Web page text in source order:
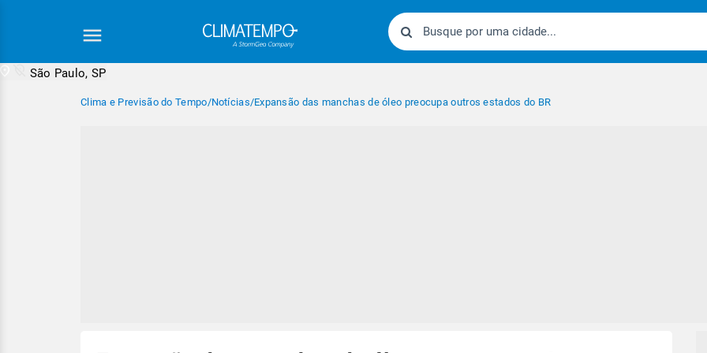
São Paulo, SP
Clima e Previsão do Tempo/Notícias/Expansão das manchas de óleo preocupa outros estados do BR